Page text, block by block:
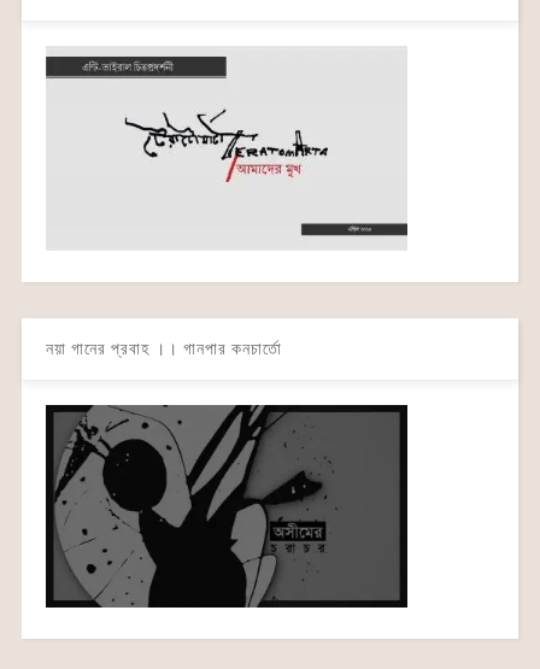
নয়া গানের প্রবাহ ।। গানপার কনচার্তো